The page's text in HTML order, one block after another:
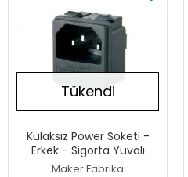
Tükendi
Kulaksız Power Soketi -
Erkek - Sigorta Yuvalı
Maker Fabrika